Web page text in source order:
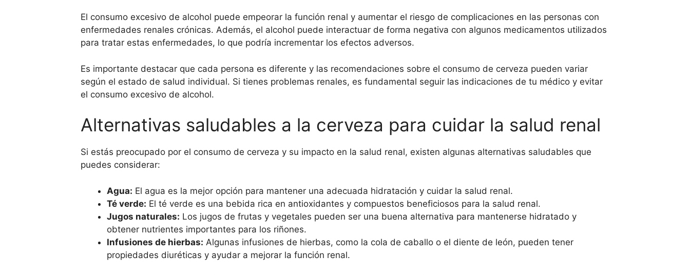
El consumo excesivo de alcohol puede empeorar la función renal y aumentar el riesgo de complicaciones en las personas con
enfermedades renales crónicas. Además, el alcohol puede interactuar de forma negativa con algunos medicamentos utilizados
para tratar estas enfermedades, lo que podría incrementar los efectos adversos.
Es importante destacar que cada persona es diferente y las recomendaciones sobre el consumo de cerveza pueden variar
según el estado de salud individual. Si tienes problemas renales, es fundamental seguir las indicaciones de tu médico y evitar
el consumo excesivo de alcohol.
Alternativas saludables a la cerveza para cuidar la salud renal
Si estás preocupado por el consumo de cerveza y su impacto en la salud renal, existen algunas alternativas saludables que
puedes considerar:
Agua: El agua es la mejor opción para mantener una adecuada hidratación y cuidar la salud renal.
Té verde: El té verde es una bebida rica en antioxidantes y compuestos beneficiosos para la salud renal.
Jugos naturales: Los jugos de frutas y vegetales pueden ser una buena alternativa para mantenerse hidratado y
obtener nutrientes importantes para los riñones.
Infusiones de hierbas: Algunas infusiones de hierbas, como la cola de caballo o el diente de león, pueden tener
propiedades diuréticas y ayudar a mejorar la función renal.